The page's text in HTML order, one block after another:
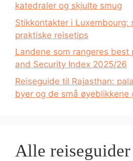
katedraler og skjulte smug
Stikkontakter i Luxembourg:
praktiske reisetips
Landene som rangeres best
and Security Index 2025/26
Reiseguide til Rajasthan:
byer og de små øyeblikkene
Alle